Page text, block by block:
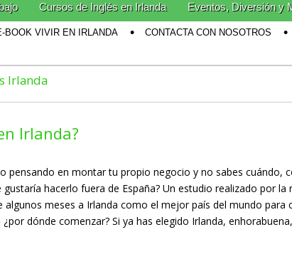
Cursos de Inglés en Irlanda Eventos, Diversión y
BOOK VIVIR EN IRLANDA CONTACTA CON NOSOTROS
Irlanda
Irlanda?
pensando en montar tu propio negocio y no sabes cuándo,
gustaría hacerlo fuera de España? Un estudio realizado por la
algunos meses a Irlanda como el mejor país del mundo para
dónde comenzar? Si ya has elegido Irlanda,